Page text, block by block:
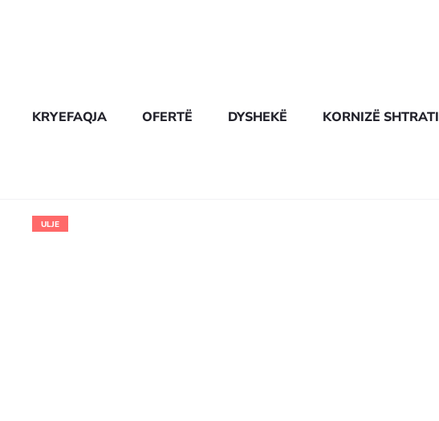
KRYEFAQJA OFERTË DYSHEKË KORNIZË SHTRATI
ULJE